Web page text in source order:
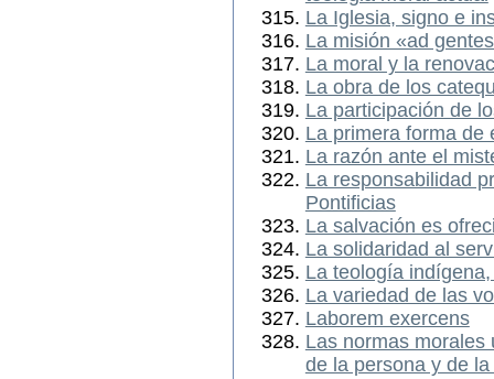
La Iglesia, signo e
La misión «ad
La moral y la
La obra de los
La participación de
La primera forma de
La razón ante el
La responsabilidad
Pontificias
La salvación es
La solidaridad al
La teología
La variedad de las
Laborem exercens
Las normas morales
de la persona y de